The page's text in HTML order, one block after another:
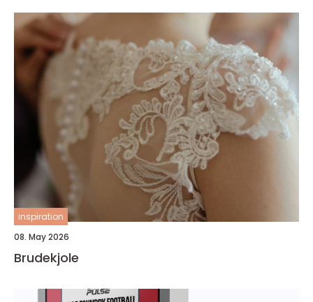
inspiration
08. May 2026
Brudekjole